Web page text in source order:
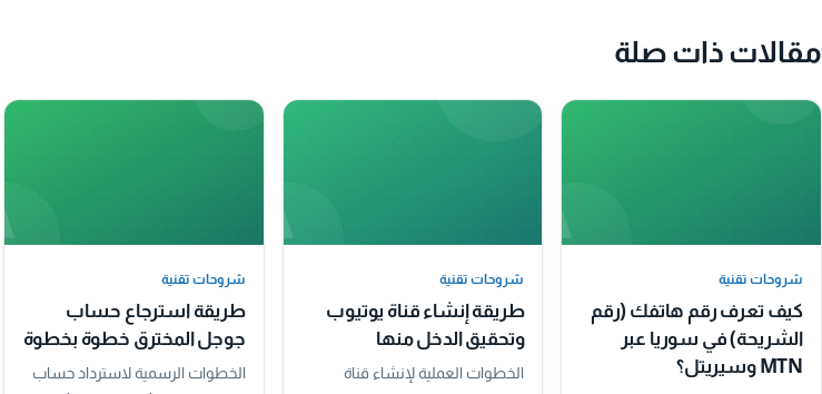
مقالات ذات صلة
A
شروحات تقنية
كيف تعرف رقم هاتفك (رقم
الشريحة) في سوريا عبر
MTN وسيريتل؟
A
شروحات تقنية
طريقة إنشاء قناة يوتيوب
وتحقيق الدخل منها
الخطوات العملية لإنشاء قناة
A
شروحات تقنية
طريقة استرجاع حساب
جوجل المخترق خطوة بخطوة
الخطوات الرسمية لاسترداد حساب